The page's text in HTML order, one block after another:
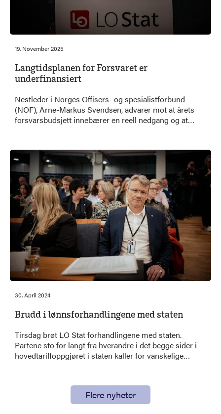
19. November 2025
Langtidsplanen for Forsvaret er
underfinansiert
Nestleder i Norges Offisers- og spesialistforbund
(NOF), Arne-Markus Svendsen, advarer mot at årets
forsvarsbudsjett innebærer en reell nedgang og at
at satsingen ikke står i stil med behovene.
30. April 2024
Brudd i lønnsforhandlingene med staten
Tirsdag brøt LO Stat forhandlingene med staten.
Partene sto for langt fra hverandre i det begge sider i
hovedtariffoppgjøret i staten kaller for vanskelige
Flere nyheter